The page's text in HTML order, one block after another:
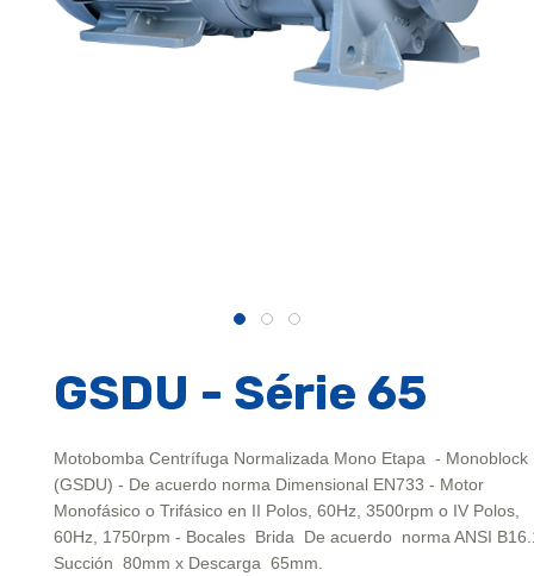
GSDU - Série 65
Motobomba Centrífuga Normalizada Mono Etapa - Monoblock
(GSDU) - De acuerdo norma Dimensional EN733 - Motor
Monofásico o Trifásico en II Polos, 60Hz, 3500rpm o IV Polos,
60Hz, 1750rpm - Bocales Brida De acuerdo norma ANSI
Succión 80mm x Descarga 65mm.